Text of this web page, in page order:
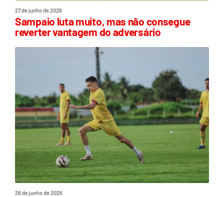
27 de junho de 2026
Sampaio luta muito, mas não consegue
reverter vantagem do adversário
26 de junho de 2026